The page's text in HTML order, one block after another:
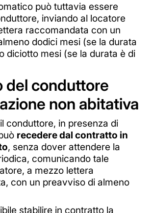
può tuttavia essere
inviando al locatore
raccomandata con un
dodici mesi (se la durata
diciotto mesi (se la durata è di
del conduttore
non abitativa
conduttore, in presenza di
recedere dal contratto in
, senza dover attendere la
comunicando tale
a mezzo lettera
con un preavviso di almeno
stabilire in contratto la